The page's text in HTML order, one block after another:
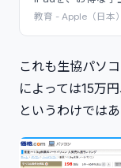
入できます。大学
教育 - Apple（日本）
これも生協パソ
によっては15万
というわけではあ